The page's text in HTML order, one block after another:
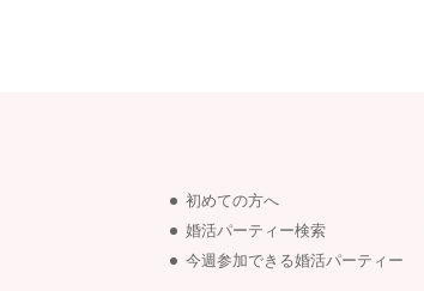
初めての方へ
婚活パーティー検索
今週参加できる婚活パーティー